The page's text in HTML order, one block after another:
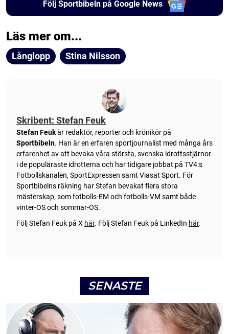
Följ Sportbibeln på Google News
Läs mer om...
Långlopp Stina Nilsson
Skribent: Stefan Feuk
Stefan Feukär redaktör, reporter och krönikör på
Sportbibeln. Han är en erfaren sportjournalist med många års
erfarenhet av att bevaka våra största, svenska idrottsstjärnor
i de populäraste idrotterna och har tidigare jobbat på TV4:s
Fotbollskanalen, SportExpressen samt Viasat Sport. För
Sportbibelns räkning har Stefan bevakat flera stora
mästerskap, som fotbolls-EM och fotbolls-VM samt både
vinter-OS och sommar-OS.
Följ Stefan Feuk på X här. Följ Stefan Feuk på LinkedIn här.
SENASTE